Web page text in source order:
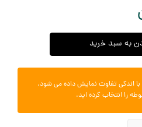
به سبد خرید
با اندکی تفاوت نمایش داده می شود.
را انتخاب کرده اید.